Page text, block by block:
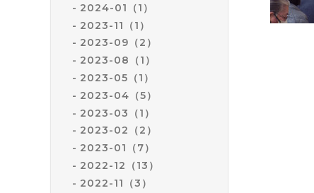
2024-01（1）
2023-11（1）
2023-09（2）
2023-08（1）
2023-05（1）
2023-04（5）
2023-03（1）
2023-02（2）
2023-01（7）
2022-12（13）
2022-11（3）